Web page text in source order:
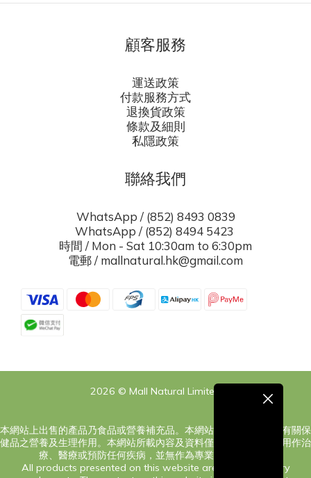
顧客服務
運送政策
付款服務方式
退換貨政策
條款及細則
私隱政策
聯絡我們
WhatsApp / (852) 8493 0839
WhatsApp / (852) 8494 5423
時間 / Mon - Sat 10:30am to 6:30pm
電郵 / mallnatural.hk@gmail.com
2026 © Mall Natural Limited
本網站上出售的產品乃食品或營養補充品。本網站之內容旨在告知有關保
健品之營養及生理作用。本網站所載內容及資料僅供參考，絕對非用作治
療、醫療或預防任何疾病，並無作為專業意見之意圖。
All products presented on this website are food or dietary